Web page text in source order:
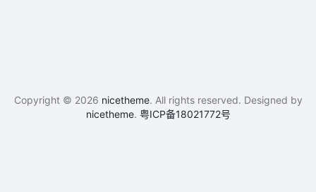
Copyright © 2026 nicetheme. All rights reserved. Designed by
nicetheme. 粤ICP备18021772号